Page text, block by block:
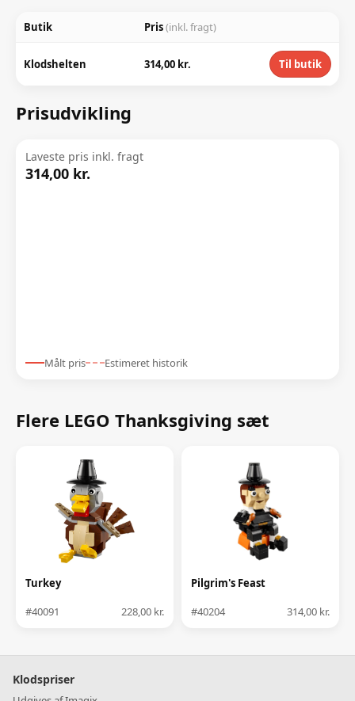
Butik Pris(inkl. fragt)
Klodshelten 314,00 kr. Til butik
Prisudvikling
Laveste pris inkl. fragt
314,00 kr.
Målt pris Estimeret historik
Flere LEGO Thanksgiving sæt
Turkey
#40091 228,00 kr.
Pilgrim's Feast
#40204 314,00 kr.
Klodspriser